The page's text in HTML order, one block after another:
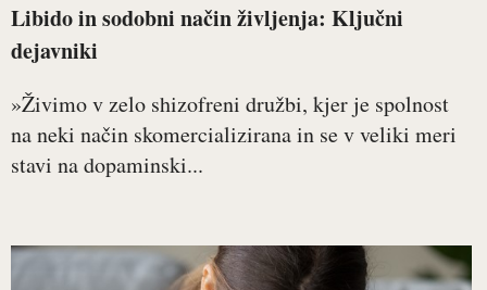
Libido in sodobni način življenja: Ključni
dejavniki
»Živimo v zelo shizofreni družbi, kjer je spolnost
na neki način skomercializirana in se v veliki meri
stavi na dopaminski...